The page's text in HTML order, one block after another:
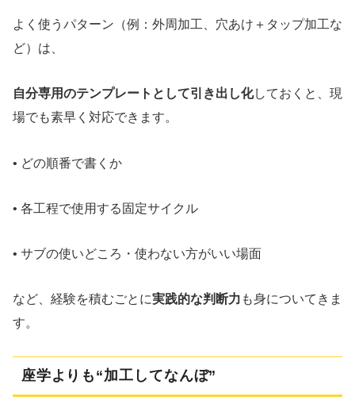
よく使うパターン（例：外周加工、穴あけ＋タップ加工な
ど）は、
自分専用のテンプレートとして引き出し化しておくと、現
場でも素早く対応できます。
• どの順番で書くか
• 各工程で使用する固定サイクル
• サブの使いどころ・使わない方がいい場面
など、経験を積むごとに実践的な判断力 も身についてきま
す。
座学よりも“加工してなんぼ”